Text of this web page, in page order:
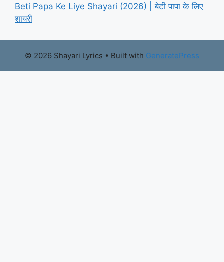
Beti Papa Ke Liye Shayari (2026) | बेटी पापा के लिए
शायरी
© 2026 Shayari Lyrics • Built with GeneratePress